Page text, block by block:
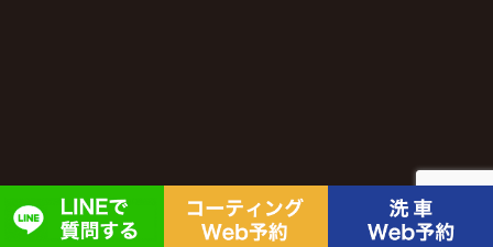
© 2026井出信石油株式会社